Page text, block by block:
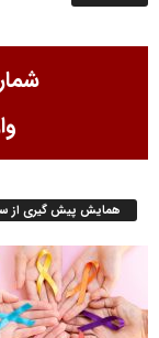
همایش پیش گیری از